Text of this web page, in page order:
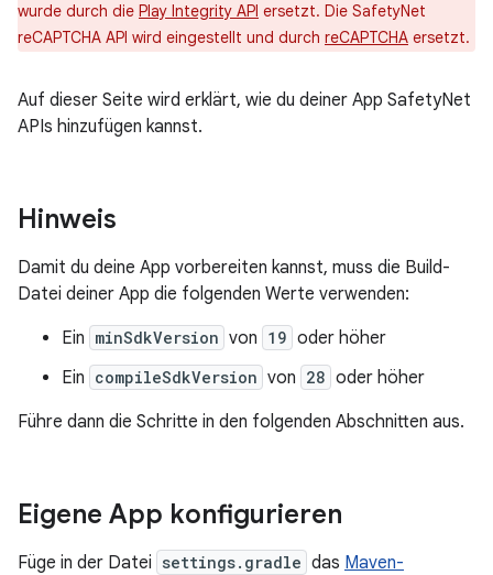
wurde durch die Play Integrity API ersetzt. Die SafetyNet
reCAPTCHA API wird eingestellt und durch reCAPTCHA ersetzt.
Auf dieser Seite wird erklärt, wie du deiner App SafetyNet
APIs hinzufügen kannst.
Hinweis
Damit du deine App vorbereiten kannst, muss die Build-
Datei deiner App die folgenden Werte verwenden:
Ein minSdkVersion von 19 oder höher
Ein compileSdkVersion von 28 oder höher
Führe dann die Schritte in den folgenden Abschnitten aus.
Eigene App konfigurieren
Füge in der Datei settings.gradle das Maven-